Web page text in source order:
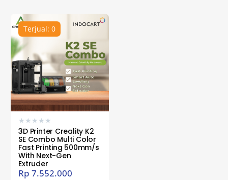
Terjual: 0
★ ★ ★ ★ ★
3D Printer Creality K2
SE Combo Multi Color
Fast Printing 500mm/s
With Next-Gen
Extruder
Rp 7.552.000